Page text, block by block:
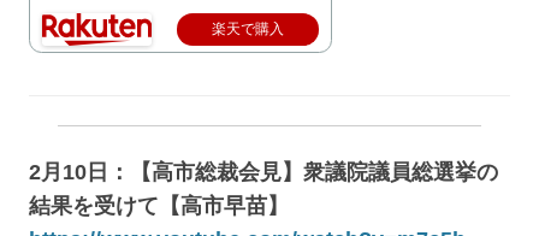
楽天で購入
2月10日：【高市総裁会見】衆議院議員総選挙の
結果を受けて【高市早苗】